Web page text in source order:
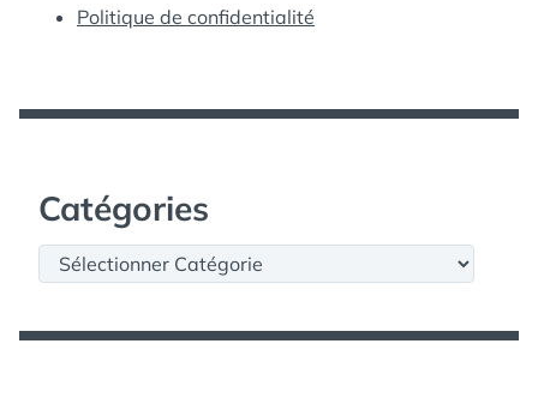
Politique de confidentialité
Catégories
Catégories